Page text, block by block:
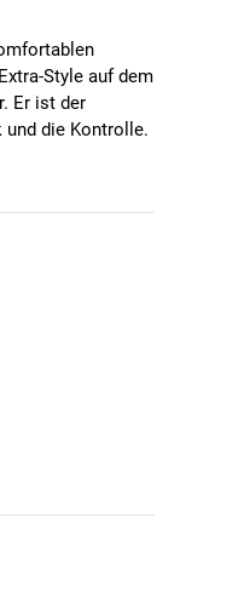
Style auf dem
Er ist der
und die Kontrolle.